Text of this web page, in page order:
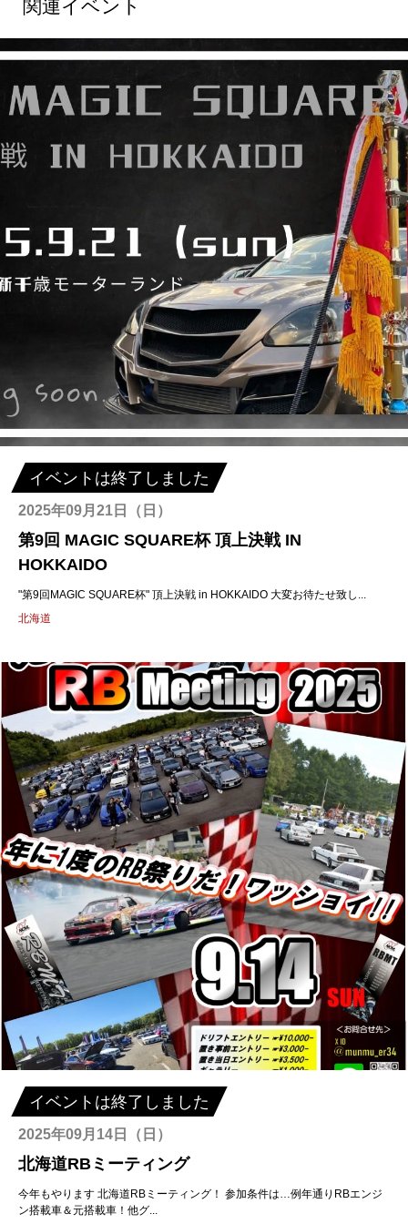
関連イベント
イベントは終了しました
2025年09月21日（日）
第9回 MAGIC SQUARE杯 頂上決戦 IN
HOKKAIDO
"第9回MAGIC SQUARE杯" 頂上決戦 in HOKKAIDO 大変お待たせ致し...
北海道
イベントは終了しました
2025年09月14日（日）
北海道RBミーティング
今年もやります 北海道RBミーティング！ 参加条件は…例年通りRBエンジ
ン搭載車＆元搭載車！他グ...